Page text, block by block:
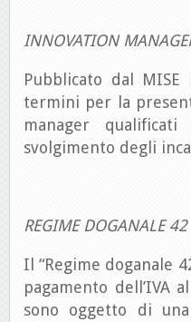
INNOVATION
Pubblicato dal
termini per la
manager
svolgimento degli
REGIME DOGANALE 42
Il “Regime doganale
pagamento dell’IVA
sono oggetto di